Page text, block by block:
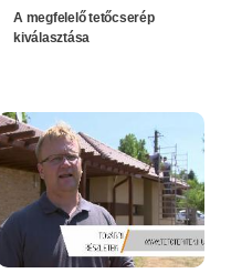
A megfelelő tetőcserép
kiválasztása